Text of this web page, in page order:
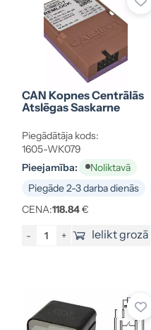
CAN Kopnes Centrālās
Atslēgas Saskarne
Piegādātāja kods:
1605-WK079
Pieejamība:
Noliktavā
Piegāde 2-3 darba dienās
CENA:118.84€
- + Ielikt grozā